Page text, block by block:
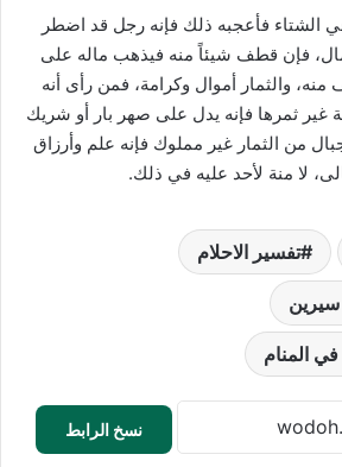
الشتاء فأعجبه ذلك فإنه رجل قد اضطر
فإن قطف شيئاً منه فيذهب ماله على
والثمار أموال وكرامة، فمن رأى أنه
ثمرها فإنه يدل على صهر بار أو شريك
من الثمار غير مملوك فإنه علم وأرزاق
لا منة لأحد عليه في ذلك.
تفسير الاحلام
سيرين
المنام
نسخ الرابط